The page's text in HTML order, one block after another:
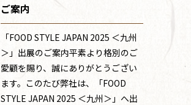
ご案内
「FOOD STYLE JAPAN 2025 ＜九州
＞」出展のご案内平素より格別のご
愛顧を賜り、誠にありがとうござい
ます。このたび弊社は、「FOOD
STYLE JAPAN 2025 ＜九州＞」へ出